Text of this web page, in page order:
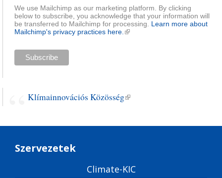
We use Mailchimp as our marketing platform. By clicking
below to subscribe, you acknowledge that your information will
be transferred to Mailchimp for processing. Learn more about
Mailchimp's privacy practices here. (külső hivatkozás)
Klímainnovációs Közösség(külső hivatkozás)
Szervezetek
Climate-KIC